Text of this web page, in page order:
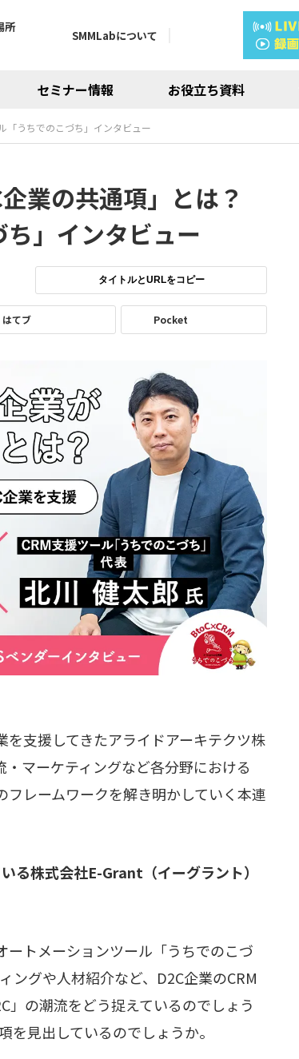
所
セミナー情報 お役立ち資料
SMMLabについて
「うちでのこづち」インタビュー
業の共通項」とは？
」インタビュー
タイトルとURLをコピー
はてブ Pocket
を支援してきたアライドアーキテクツ株
マーケティングなど各分野における
フレームワークを解き明かしていく本連
る株式会社E-Grant（イーグラント）
ートメーションツール「うちでのこづ
ングや人材紹介など、D2C企業のCRM
」の潮流をどう捉えているのでしょう
見出しているのでしょうか。